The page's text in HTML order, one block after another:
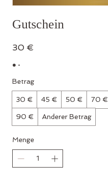
Gutschein
30 €
Betrag
30 € 45 € 50 € 70 €
90 € Anderer Betrag
Menge